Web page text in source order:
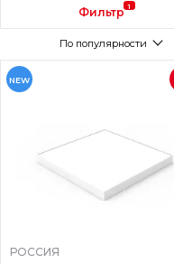
Фильтр 1
По популярности
NEW
РОССИЯ